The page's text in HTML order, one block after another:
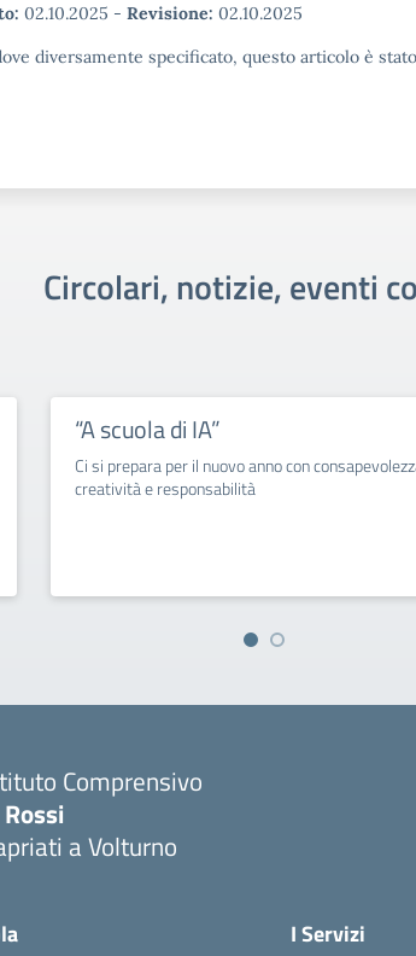
02.10.2025 - Revisione: 02.10.2025
diversamente specificato, questo articolo è
Circolari, notizie, eventi
“A scuola di IA”
Ci si prepara per il nuovo anno con
creatività e responsabilità
Comprensivo
Rossi
a Volturno
I Servizi